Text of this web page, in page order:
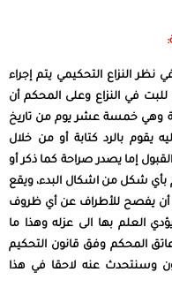
نظر النزاع التحكيمي يتم إجراء
للبت في النزاع وعلى المحكم أن
وهي خمسة عشر يوم من تاريخ
يقوم بالرد كتابة أو من خلال
إما يصدر صراحة كما ذكر أو
شكل من اشكال البدء، ويقع
أن يفصح للأطراف عن أي ظروف
العلم بها الى عزله وهذا ما
المحكم وفق قانون التحكيم
المادة 12 من القانون وسنتحدث عنه لاحقا في هذا